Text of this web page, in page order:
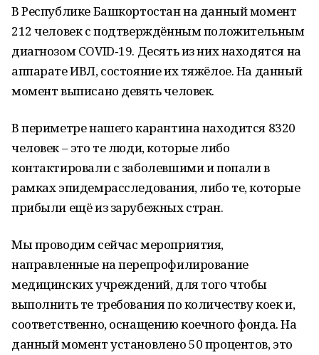
В Республике Башкортостан на данный момент
212 человек с подтверждённым положительным
диагнозом COVID‑19. Десять из них находятся на
аппарате ИВЛ, состояние их тяжёлое. На данный
момент выписано девять человек.
В периметре нашего карантина находится 8320
человек – это те люди, которые либо
контактировали с заболевшими и попали в
рамках эпидемрасследования, либо те, которые
прибыли ещё из зарубежных стран.
Мы проводим сейчас мероприятия,
направленные на перепрофилирование
медицинских учреждений, для того чтобы
выполнить те требования по количеству коек и,
соответственно, оснащению коечного фонда. На
данный момент установлено 50 процентов, это